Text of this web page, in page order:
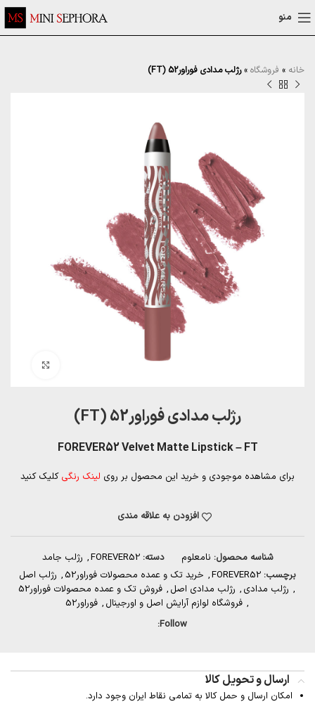
منو
خانه » فروشگاه »رژلب مدادی فوراور52 (FT)
رژلب مدادی فوراور52 (FT)
FOREVER52 Velvet Matte Lipstick – FT
برای مشاهده موجودی و خرید این محصول بر روی لینک رنگی کلیک کنید
افزودن به علاقه مندی
شناسه محصول: نامعلوم دسته: FOREVER52
, رژلب جامد
برچسب: FOREVER52
, خرید تک و عمده محصولات فوراور52 , رژلب اصل
, رژلب مدادی , رژلب مدادی اصل , فروش تک و عمده محصولات فوراور52
, فروشگاه لوازم آرایش اصل و اورجینال , فوراور52
Follow:
ارسال و تحویل کالا
امکان ارسال و حمل کالا به تمامی نقاط ایران وجود دارد.